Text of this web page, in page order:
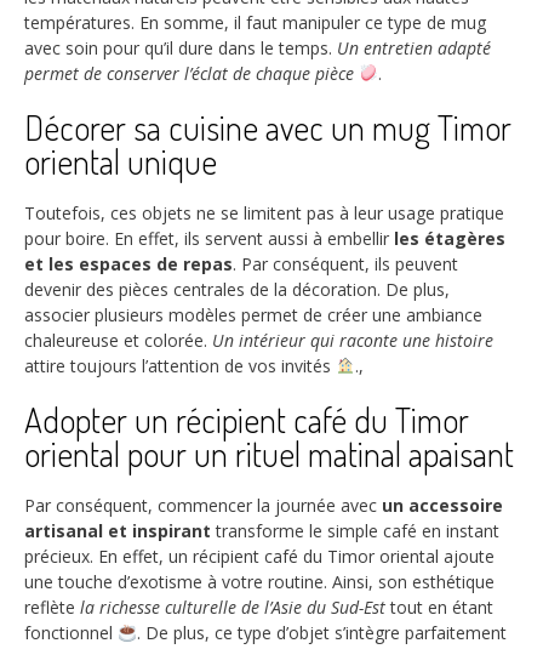
températures. En somme, il faut manipuler ce type de mug
avec soin pour qu’il dure dans le temps. Un entretien adapté
permet de conserver l’éclat de chaque pièce
.
Décorer sa cuisine avec un mug Timor
oriental unique
Toutefois, ces objets ne se limitent pas à leur usage pratique
pour boire. En effet, ils servent aussi à embellir les étagères
et les espaces de repas. Par conséquent, ils peuvent
devenir des pièces centrales de la décoration. De plus,
associer plusieurs modèles permet de créer une ambiance
chaleureuse et colorée. Un intérieur qui raconte une histoire
attire toujours l’attention de vos invités
.,
Adopter un récipient café du Timor
oriental pour un rituel matinal apaisant
Par conséquent, commencer la journée avec un accessoire
artisanal et inspirant transforme le simple café en instant
précieux. En effet, un récipient café du Timor oriental ajoute
une touche d’exotisme à votre routine. Ainsi, son esthétique
reflète la richesse culturelle de l’Asie du Sud-Esttout en étant
fonctionnel
. De plus, ce type d’objet s’intègre parfaitement